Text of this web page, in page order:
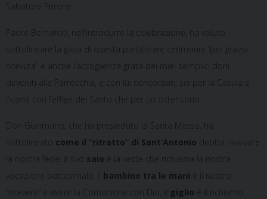
Salvatore Pirrone.
Padre Bernardo, nell’introdurre la celebrazione, ha voluto
sottolineare la gioia di questa particolare cerimonia “per grazia
ricevuta” e anche l’accoglienza grata dei miei semplici doni
devoluti alla Parrocchia, e con lui concordati, sia per la Casula e
l’icona con l’effige del Santo che per un ostensorio.
Don Gianmario, che ha presieduto la Santa Messa, ha
sottolineato come il “ritratto” di Sant’Antonio debba ravvivare
la nostra fede: il suo saio è la veste che richiama la nostra
vocazione battesimale, il bambino tra le mani è il nostro
“ricevere” e vivere la Comunione con Dio, il
giglio è il richiamo